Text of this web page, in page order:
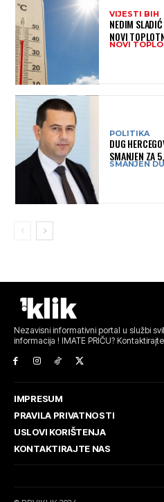
VIJESTI BIH
NEDIM
NOVI
MOGAO
NOVI
POLITIKA
DUG
SMANJEN ZA
PODACI
SMANJEN
Nezavisni informativni portal u službi
informacija ! IMATE PRIČU?
IMPRESUM
PRAVILA PRIVATNOSTI
USLOVI KORIŠTENJA
KONTAKTIRAJTE NAS